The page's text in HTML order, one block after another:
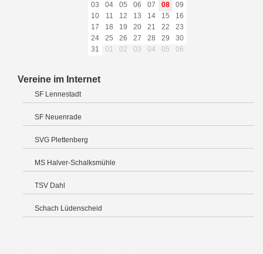
03
04 05 06 07 08
09
10
11 12 13 14 15
16
17
18 19 20 21 22
23
24
25 26 27 28 29
30
31
01 02 03 04 05 06
Vereine im Internet
SF Lennestadt
SF Neuenrade
SVG Plettenberg
MS Halver-Schalksmühle
TSV Dahl
Schach Lüdenscheid